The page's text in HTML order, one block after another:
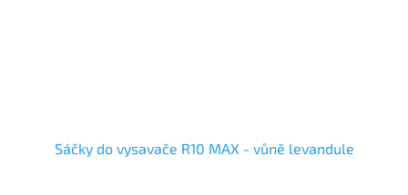
Sáčky do vysavače R10 MAX - vůně levandule